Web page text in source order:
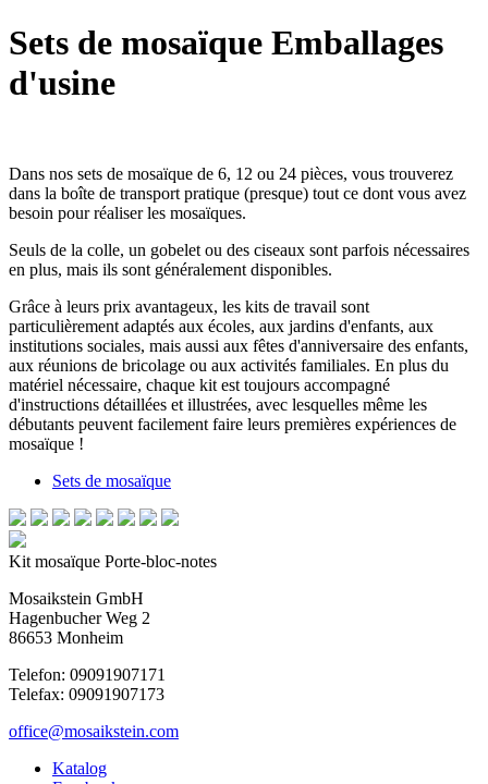
Sets de mosaïque Emballages
d'usine
Dans nos sets de mosaïque de 6, 12 ou 24 pièces, vous trouverez
dans la boîte de transport pratique (presque) tout ce dont vous avez
besoin pour réaliser les mosaïques.
Seuls de la colle, un gobelet ou des ciseaux sont parfois nécessaires
en plus, mais ils sont généralement disponibles.
Grâce à leurs prix avantageux, les kits de travail sont
particulièrement adaptés aux écoles, aux jardins d'enfants, aux
institutions sociales, mais aussi aux fêtes d'anniversaire des enfants,
aux réunions de bricolage ou aux activités familiales. En plus du
matériel nécessaire, chaque kit est toujours accompagné
d'instructions détaillées et illustrées, avec lesquelles même les
débutants peuvent facilement faire leurs premières expériences de
mosaïque !
Sets de mosaïque
Kit mosaïque Porte-bloc-notes
Mosaikstein GmbH
Hagenbucher Weg 2
86653 Monheim
Telefon: 09091907171
Telefax: 09091907173
office@mosaikstein.com
Katalog